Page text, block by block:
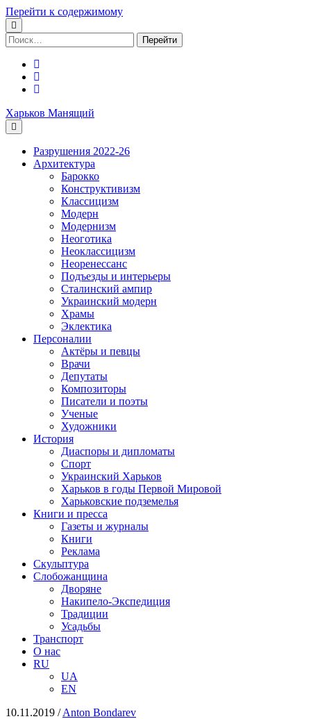
Перейти к содержимому
Поиск:
Харьков Манящий
Разрушения 2022-26
Архитектура
Барокко
Конструктивизм
Классицизм
Модерн
Модернизм
Неоготика
Неоклассицизм
Неоренессанс
Подъезды и интерьеры
Сталинский ампир
Украинский модерн
Храмы
Эклектика
Персоналии
Актёры и певцы
Врачи
Депутаты
Композиторы
Писатели и поэты
Ученые
Художники
История
Диаспоры и дипломаты
Спорт
Украинский Харьков
Харьков в годы Первой Мировой
Харьковские подземелья
Книги и пресса
Газеты и журналы
Книги
Реклама
Скульптура
Слобожанщина
Дворяне
Накипело-Экспедиция
Традиции
Усадьбы
Транспорт
О нас
RU
UA
EN
10.11.2019 /Anton Bondarev